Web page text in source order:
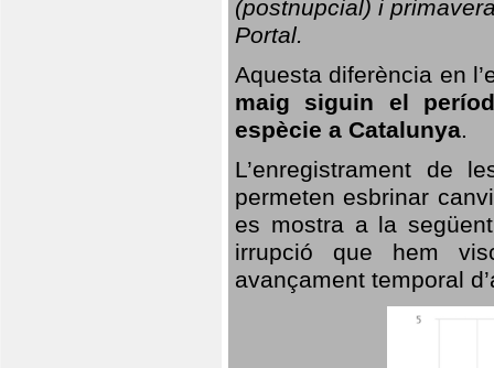
(postnupcial) i
Portal.
Aquesta diferència en
maig siguin el
espècie a Catalunya.
L’enregistrament de
permeten esbrinar
es mostra a la
irrupció que hem
avançament temporal